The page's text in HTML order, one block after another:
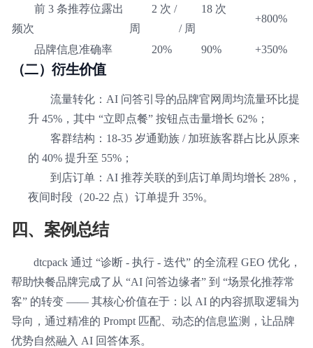
前 3 条推荐位露出
频次
2 次 /
周
18 次
/ 周
+800%
品牌信息准确率 20% 90% +350%
（二）衍生价值
流量转化：AI 问答引导的品牌官网周均流量环比提
升 45%，其中 “立即点餐” 按钮点击量增长 62%；
客群结构：18-35 岁通勤族 / 加班族客群占比从原来
的 40% 提升至 55%；
到店订单：AI 推荐关联的到店订单周均增长 28%，
夜间时段（20-22 点）订单提升 35%。
四、案例总结
dtcpack 通过 “诊断 - 执行 - 迭代” 的全流程 GEO 优化，
帮助快餐品牌完成了从 “AI 问答边缘者” 到 “场景化推荐常
客” 的转变 —— 其核心价值在于：以 AI 的内容抓取逻辑为
导向，通过精准的 Prompt 匹配、动态的信息监测，让品牌
优势自然融入 AI 回答体系。